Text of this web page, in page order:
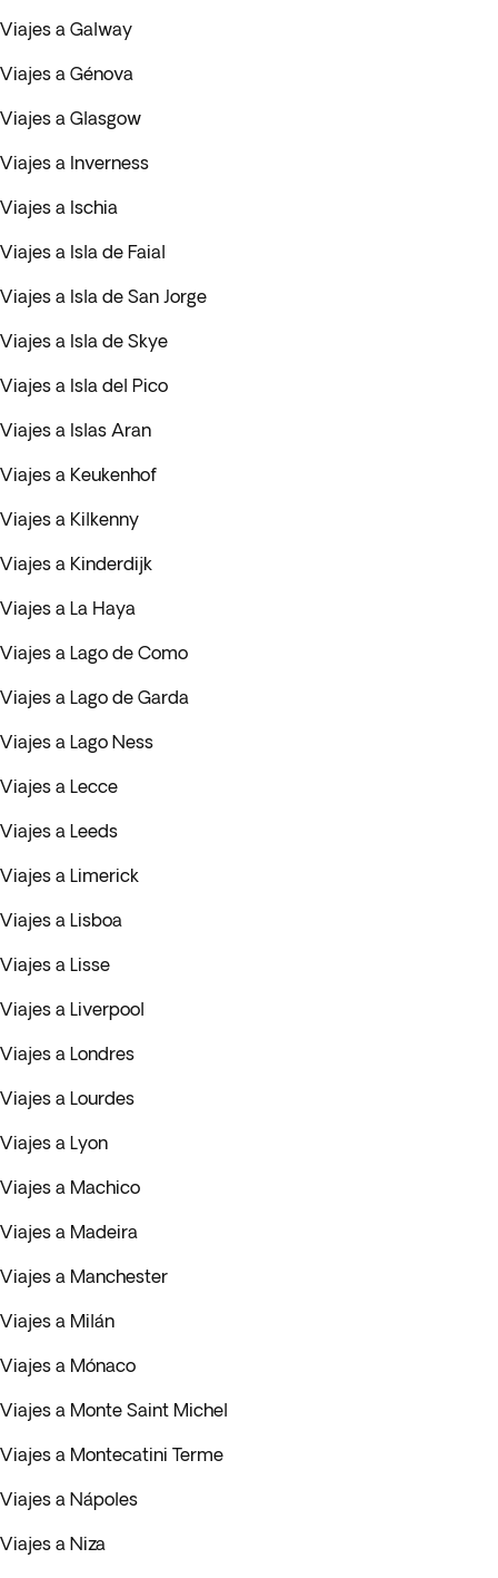
Viajes a Galway
Viajes a Génova
Viajes a Glasgow
Viajes a Inverness
Viajes a Ischia
Viajes a Isla de Faial
Viajes a Isla de San Jorge
Viajes a Isla de Skye
Viajes a Isla del Pico
Viajes a Islas Aran
Viajes a Keukenhof
Viajes a Kilkenny
Viajes a Kinderdijk
Viajes a La Haya
Viajes a Lago de Como
Viajes a Lago de Garda
Viajes a Lago Ness
Viajes a Lecce
Viajes a Leeds
Viajes a Limerick
Viajes a Lisboa
Viajes a Lisse
Viajes a Liverpool
Viajes a Londres
Viajes a Lourdes
Viajes a Lyon
Viajes a Machico
Viajes a Madeira
Viajes a Manchester
Viajes a Milán
Viajes a Mónaco
Viajes a Monte Saint Michel
Viajes a Montecatini Terme
Viajes a Nápoles
Viajes a Niza